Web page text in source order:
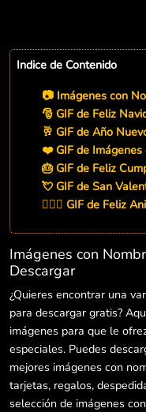
Indice de Contenido
📷 Imágenes con
🎅 GIF de Feliz
🥂 GIF de Año
❤️ GIF de Imágenes
🎂 GIF de Feliz
💘 GIF de San
👨‍❤️‍👨 GIF de Feliz
Imágenes con
Descargar
¿Quieres encontrar una
para descargar gratis?
imágenes para que le
especiales. Puedes
mejores imágenes con
tarjetas, regalos,
selección de imágenes